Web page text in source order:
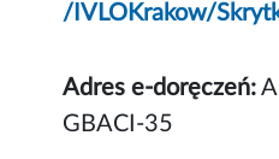
/IVLOKrakow/
Adres e-doręczeń:
GBACI-35